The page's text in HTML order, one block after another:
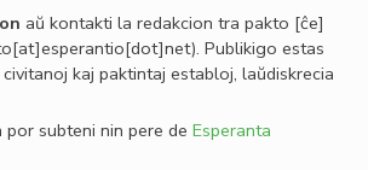
aŭ kontakti la redakcion tra pakto [ĉe]
. Publikigo estas
kaj paktintaj establoj, laŭdiskrecia
subteni nin pere de Esperanta